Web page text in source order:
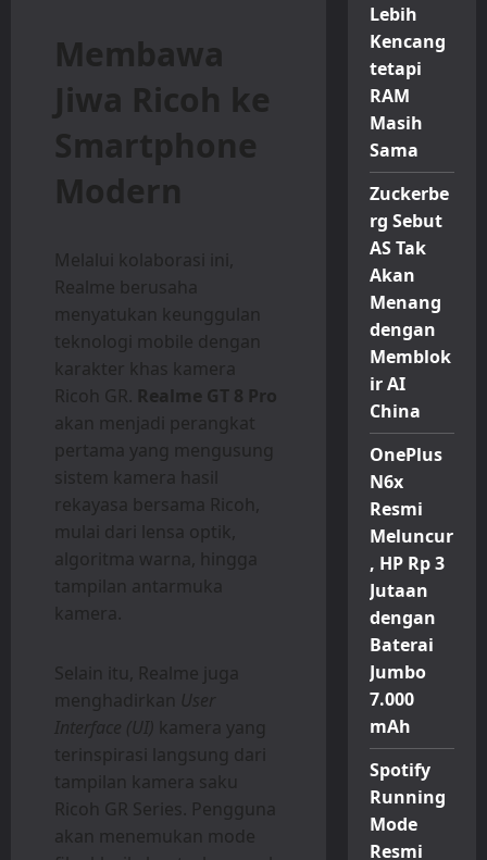
Membawa
Jiwa Ricoh ke
Smartphone
Modern
Melalui kolaborasi ini,
Realme berusaha
menyatukan keunggulan
teknologi mobile dengan
karakter khas kamera
Ricoh GR. Realme GT 8 Pro
akan menjadi perangkat
pertama yang mengusung
sistem kamera hasil
rekayasa bersama Ricoh,
mulai dari lensa optik,
algoritma warna, hingga
tampilan antarmuka
kamera.
Selain itu, Realme juga
menghadirkan User
Interface (UI) kamera yang
terinspirasi langsung dari
tampilan kamera saku
Ricoh GR Series. Pengguna
akan menemukan mode
Lebih
Kencang
tetapi
RAM
Masih
Sama
Zuckerbe
rg Sebut
AS Tak
Akan
Menang
dengan
Memblok
ir AI
China
OnePlus
N6x
Resmi
Meluncur
, HP Rp 3
Jutaan
dengan
Baterai
Jumbo
7.000
mAh
Spotify
Running
Mode
Resmi